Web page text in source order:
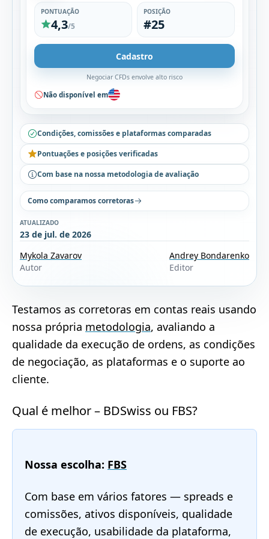
PONTUAÇÃO
4,3/5
POSIÇÃO
#25
Cadastro
Negociar CFDs envolve alto risco
Não disponível em
Condições, comissões e plataformas comparadas
Pontuações e posições verificadas
Com base na nossa metodologia de avaliação
Como comparamos corretoras
ATUALIZADO
23 de jul. de 2026
Mykola Zavarov
Autor
Andrey Bondarenko
Editor
Testamos as corretoras em contas reais usando
nossa própria metodologia, avaliando a
qualidade da execução de ordens, as condições
de negociação, as plataformas e o suporte ao
cliente.
Qual é melhor – BDSwiss ou FBS?
Nossa escolha: FBS
Com base em vários fatores — spreads e
comissões, ativos disponíveis, qualidade
de execução, usabilidade da plataforma,